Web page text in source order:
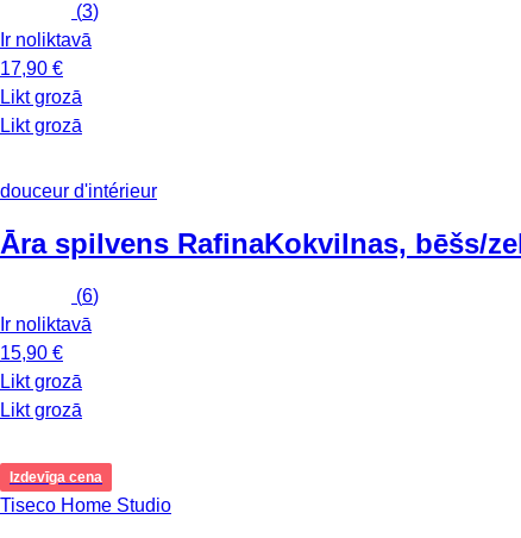
(3)
Ir noliktavā
17,90 €
Likt grozā
Likt grozā
douceur d'intérieur
Āra spilvens RafinaKokvilnas, bēšs/
(6)
Ir noliktavā
15,90 €
Likt grozā
Likt grozā
Izdevīga cena
Tiseco Home Studio